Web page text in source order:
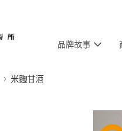
品牌故事
米麴甘酒